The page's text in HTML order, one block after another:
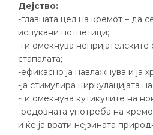
Дејство:
-главната цел на кремот – да
испукани потпетици;
-ги омекнува
стапалата;
-ефикасно ја навлажнува и ја
-ја стимулира циркулацијата
-ги омекнува кутикулите на
-редовната употреба на
и ќе ја врати нејзината